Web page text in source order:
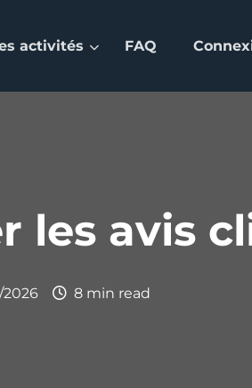
activités FAQ
les avis
8 min read